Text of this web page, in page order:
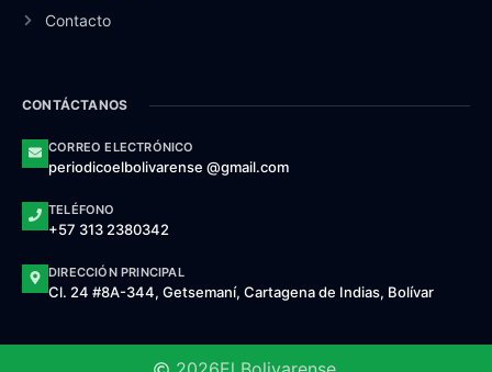
Contacto
CONTÁCTANOS
CORREO ELECTRÓNICO
periodicoelbolivarense @gmail.com
TELÉFONO
+57 313 2380342
DIRECCIÓN PRINCIPAL
Cl. 24 #8A-344, Getsemaní, Cartagena de Indias, Bolívar